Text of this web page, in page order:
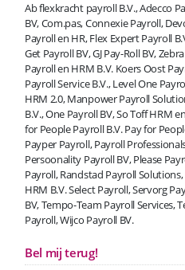
Ab flexkracht payroll B.V., Adecco
BV, Com.pas, Connexie Payroll,
Payroll en HR, Flex Expert Payroll
Get Payroll BV, GJ Pay-Roll BV,
Payroll en HRM B.V. Koers Oost
Payroll Service B.V., Level One
HRM 2.0, Manpower Payroll
B.V., One Payroll BV, So Toff HRM
for People Payroll B.V. Pay for
Payper Payroll, Payroll
Persoonality Payroll BV, Please
Payroll, Randstad Payroll
HRM B.V. Select Payroll, Servorg
BV, Tempo-Team Payroll Services,
Payroll, Wijco Payroll BV.
Bel mij terug!